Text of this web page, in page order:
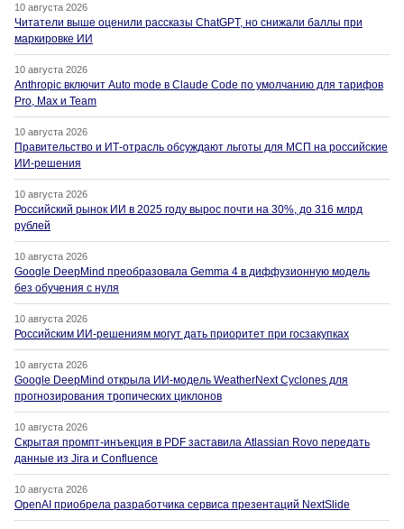
10 августа 2026
Читатели выше оценили рассказы ChatGPT, но снижали баллы при
маркировке ИИ
10 августа 2026
Anthropic включит Auto mode в Claude Code по умолчанию для тарифов
Pro, Max и Team
10 августа 2026
Правительство и ИТ-отрасль обсуждают льготы для МСП на российские
ИИ-решения
10 августа 2026
Российский рынок ИИ в 2025 году вырос почти на 30%, до 316 млрд
рублей
10 августа 2026
Google DeepMind преобразовала Gemma 4 в диффузионную модель
без обучения с нуля
10 августа 2026
Российским ИИ-решениям могут дать приоритет при госзакупках
10 августа 2026
Google DeepMind открыла ИИ-модель WeatherNext Cyclones для
прогнозирования тропических циклонов
10 августа 2026
Скрытая промпт-инъекция в PDF заставила Atlassian Rovo передать
данные из Jira и Confluence
10 августа 2026
OpenAI приобрела разработчика сервиса презентаций NextSlide